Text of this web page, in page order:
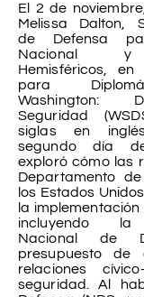
El 2 de
Melissa Dalton,
de Defensa
Nacional y
Hemisféricos, en
para
Washington:
Seguridad
siglas en
segundo día
exploró cómo las
Departamento
los Estados
la
incluyendo la
Nacional de
presupuesto de
relaciones
seguridad. Al